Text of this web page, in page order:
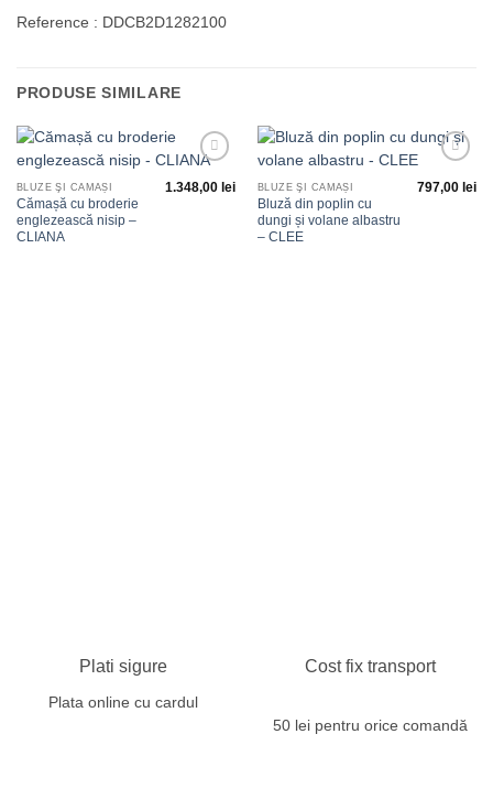
Reference : DDCB2D1282100
PRODUSE SIMILARE
la
BLUZE ŞI CĂMĂȘI
Cămașă cu broderie
englezească nisip –
CLIANA
1.348,00 lei
la
BLUZE ŞI CĂMĂȘI
Bluză din poplin cu
dungi și volane albastru
– CLEE
797,00 lei
Plati sigure
Plata online cu cardul
Cost fix transport
50 lei pentru orice comandă